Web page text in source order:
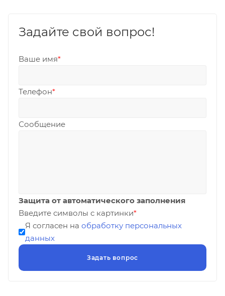
Задайте свой вопрос!
Ваше имя*
Телефон*
Сообщение
Защита от автоматического заполнения
Введите символы с картинки*
Я согласен на обработку персональных
данных